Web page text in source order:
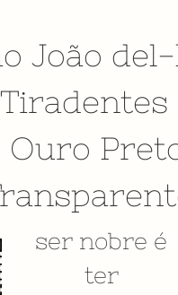
João del-
Tiradentes
Ouro
ser nobre é
ter